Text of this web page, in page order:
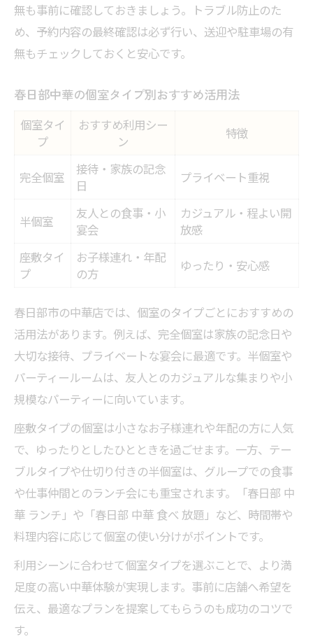
無も事前に確認しておきましょう。トラブル防止のた
め、予約内容の最終確認は必ず行い、送迎や駐車場の有
無もチェックしておくと安心です。
春日部中華の個室タイプ別おすすめ活用法
個室タイ
プ
おすすめ利用シー
ン
特徴
完全個室
接待・家族の記念
日
プライベート重視
半個室
友人との食事・小
宴会
カジュアル・程よい開
放感
座敷タイ
プ
お子様連れ・年配
の方
ゆったり・安心感
春日部市の中華店では、個室のタイプごとにおすすめの
活用法があります。例えば、完全個室は家族の記念日や
大切な接待、プライベートな宴会に最適です。半個室や
パーティールームは、友人とのカジュアルな集まりや小
規模なパーティーに向いています。
座敷タイプの個室は小さなお子様連れや年配の方に人気
で、ゆったりとしたひとときを過ごせます。一方、テー
ブルタイプや仕切り付きの半個室は、グループでの食事
や仕事仲間とのランチ会にも重宝されます。「春日部 中
華 ランチ」や「春日部 中華 食べ 放題」など、時間帯や
料理内容に応じて個室の使い分けがポイントです。
利用シーンに合わせて個室タイプを選ぶことで、より満
足度の高い中華体験が実現します。事前に店舗へ希望を
伝え、最適なプランを提案してもらうのも成功のコツで
す。